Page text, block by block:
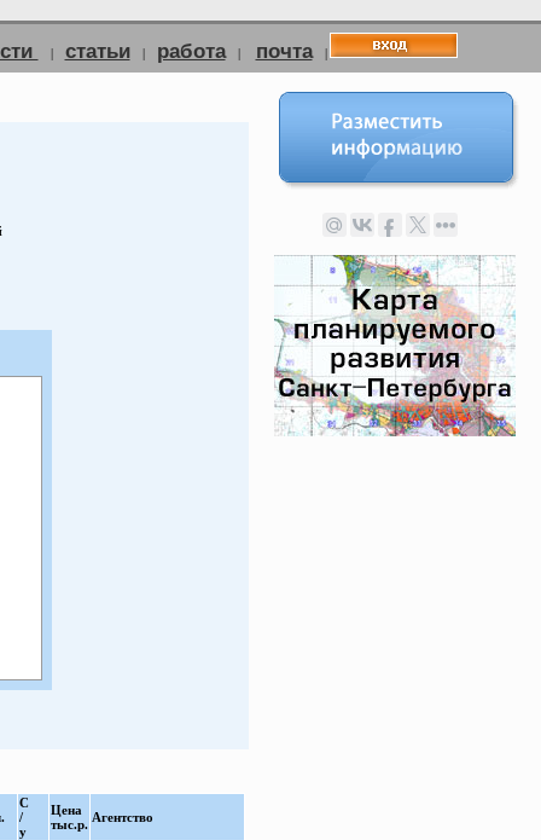
| статьи | работа | почта |
С
/
у
Цена
тыс.р. Агентство